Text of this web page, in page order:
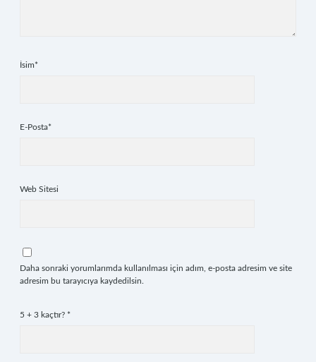
İsim*
E-Posta*
Web Sitesi
Daha sonraki yorumlarımda kullanılması için adım, e-posta adresim ve site
adresim bu tarayıcıya kaydedilsin.
5 + 3 kaçtır? *